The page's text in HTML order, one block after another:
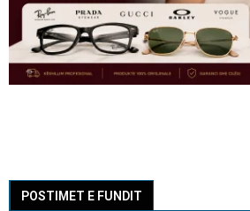
POSTIMET E FUNDIT